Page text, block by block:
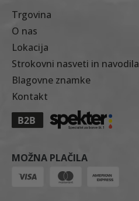
Trgovina
O nas
Lokacija
Strokovni nasveti in navodila
Blagovne znamke
Kontakt
MOŽNA PLAČILA